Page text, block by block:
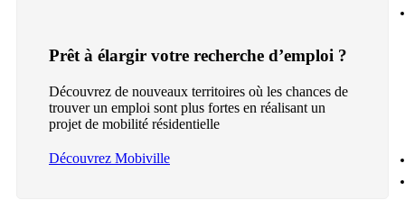
Prêt à élargir votre recherche d’emploi ?
Découvrez de nouveaux territoires où les chances de
trouver un emploi sont plus fortes en réalisant un
projet de mobilité résidentielle
Découvrez Mobiville